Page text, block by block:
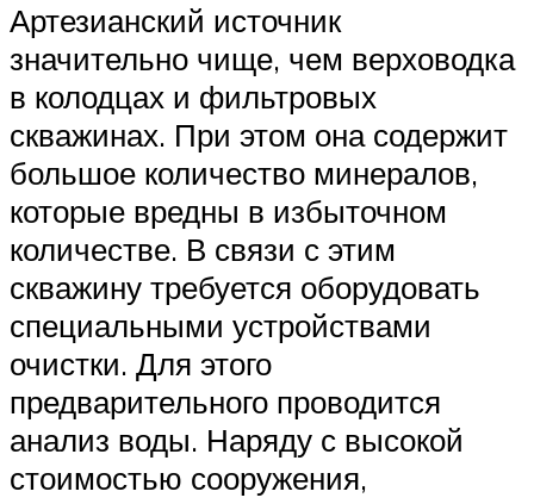
Артезианский источник
значительно чище, чем верховодка
в колодцах и фильтровых
скважинах. При этом она содержит
большое количество минералов,
которые вредны в избыточном
количестве. В связи с этим
скважину требуется оборудовать
специальными устройствами
очистки. Для этого
предварительного проводится
анализ воды. Наряду с высокой
стоимостью сооружения,